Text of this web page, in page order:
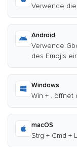
Verwende die
Android
Verwende
des Emojis
Windows
Win + . öffnet
macOS
Strg + Cmd